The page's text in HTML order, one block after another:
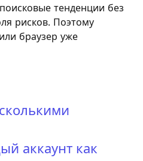
тенденции без
рисков. Поэтому
браузер уже
аккаунт как